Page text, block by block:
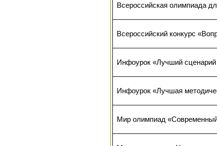
Всероссийская олимпиада
Всероссийский конкурс
Инфоурок «Лучший сценарий
Инфоурок «Лучшая
Мир олимпиад